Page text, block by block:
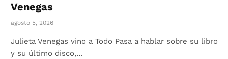
Venegas
agosto 5, 2026
Julieta Venegas vino a Todo Pasa a hablar sobre su libro
y su último disco,…